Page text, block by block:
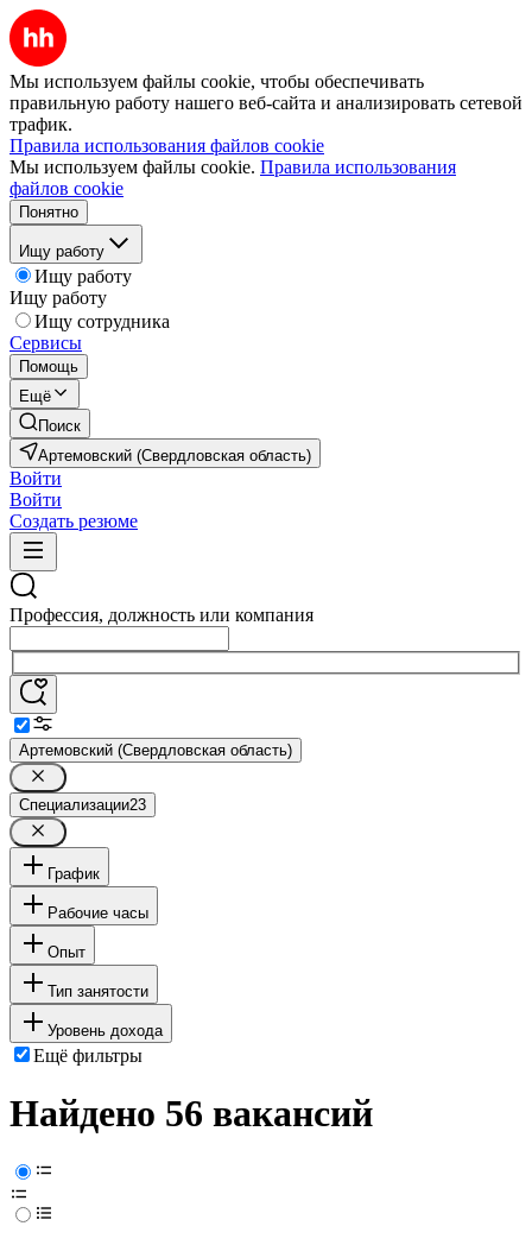
Мы используем файлы cookie, чтобы обеспечивать
правильную работу нашего веб-сайта и анализировать сетевой
трафик.
Правила использования файлов cookie
Мы используем файлы cookie. Правила использования
файлов cookie
Понятно
Ищу работу
Ищу работу
Ищу работу
Ищу сотрудника
Сервисы
Помощь
Ещё
Поиск
Артемовский (Свердловская область)
Войти
Войти
Создать резюме
Профессия, должность или компания
Артемовский (Свердловская область)
Специализации23
График
Рабочие часы
Опыт
Тип занятости
Уровень дохода
Ещё фильтры
Найдено 56 вакансий